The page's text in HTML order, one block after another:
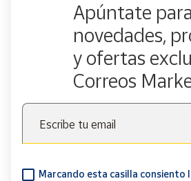
Apúntate
novedades,
y ofertas
Correos
Escribe tu email
Marcando esta casilla consiento